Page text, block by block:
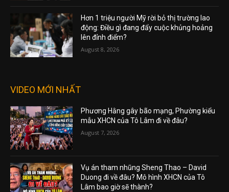
Hơn 1 triệu người Mỹ rời bỏ thị trường lao
động: Điều gì đang đẩy cuộc khủng hoảng
lên đỉnh điểm?
August 8, 2026
VIDEO MỚI NHẤT
Phương Hằng gây bão mạng, Phường kiểu
mẫu XHCN của Tô Lâm đi về đâu?
August 7, 2026
Vụ án tham nhũng Sheng Thao – David
Duong đi về đâu? Mô hình XHCN của Tô
Lâm bao giờ sẽ thành?